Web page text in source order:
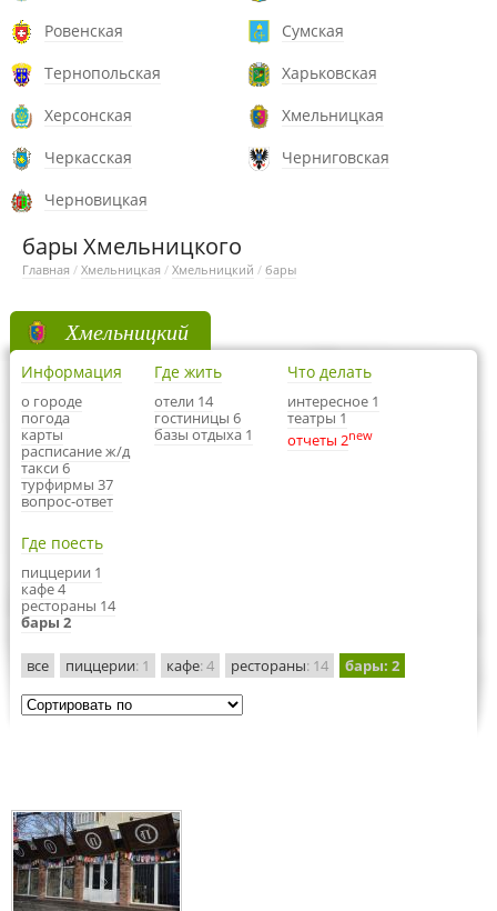
Ровенская
Сумская
Тернопольская
Харьковская
Херсонская
Хмельницкая
Черкасская
Черниговская
Черновицкая
бары Хмельницкого
Главная / Хмельницкая / Хмельницкий / бары
Хмельницкий
Информация
о городе
погода
карты
расписание ж/д
такси 6
турфирмы 37
вопрос-ответ
Где жить
отели 14
гостиницы 6
базы отдыха 1
Что делать
интересное 1
театры 1
отчеты 2new
Где поесть
пиццерии 1
кафе 4
рестораны 14
бары 2
все пиццерии: 1 кафе: 4 рестораны: 14 бары: 2